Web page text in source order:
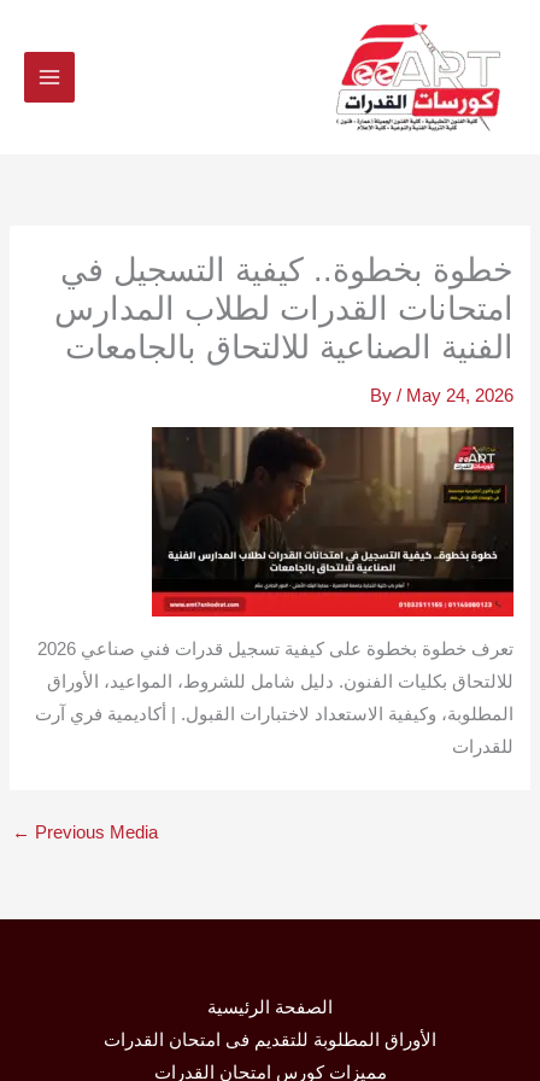
خطوة بخطوة.. كيفية التسجيل في
امتحانات القدرات لطلاب المدارس
الفنية الصناعية للالتحاق بالجامعات
By / May 24, 2026
تعرف خطوة بخطوة على كيفية تسجيل قدرات فني صناعي 2026
للالتحاق بكليات الفنون. دليل شامل للشروط، المواعيد، الأوراق
المطلوبة، وكيفية الاستعداد لاختبارات القبول. | أكاديمية فري آرت
للقدرات
← Previous Media
الصفحة الرئيسية
الأوراق المطلوبة للتقديم فى امتحان القدرات
مميزات كورس امتحان القدرات